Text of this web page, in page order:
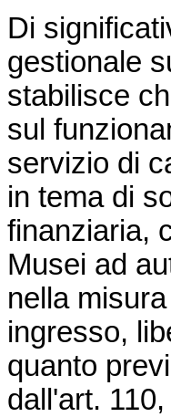
Di
gestionale
stabilisce
sul
servizio di
in tema di
finanziaria,
Musei ad
nella
ingresso,
quanto
dall'art.